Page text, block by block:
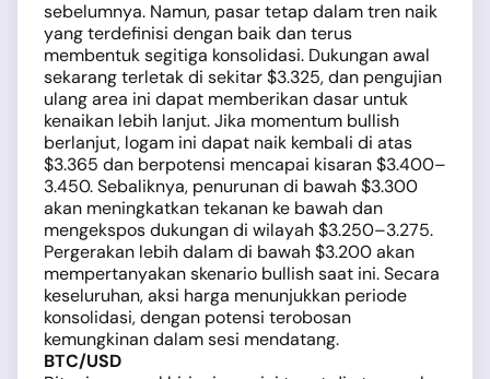
sebelumnya. Namun, pasar tetap dalam tren naik
yang terdefinisi dengan baik dan terus
membentuk segitiga konsolidasi. Dukungan awal
sekarang terletak di sekitar $3.325, dan pengujian
ulang area ini dapat memberikan dasar untuk
kenaikan lebih lanjut. Jika momentum bullish
berlanjut, logam ini dapat naik kembali di atas
$3.365 dan berpotensi mencapai kisaran $3.400–
3.450. Sebaliknya, penurunan di bawah $3.300
akan meningkatkan tekanan ke bawah dan
mengekspos dukungan di wilayah $3.250–3.275.
Pergerakan lebih dalam di bawah $3.200 akan
mempertanyakan skenario bullish saat ini. Secara
keseluruhan, aksi harga menunjukkan periode
konsolidasi, dengan potensi terobosan
kemungkinan dalam sesi mendatang.
BTC/USD